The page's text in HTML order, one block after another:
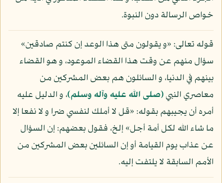
خواص الرسالة دون النبوة.
قوله تعالى: «و يقولون متى هذا الوعد إن كنتم صادقين»
سؤال منهم عن وقت هذا القضاء الموعود، و هو القضاء
بينهم في الدنيا، و السائلون هم بعض المشركين من
معاصري النبي(صلى الله عليه وآله وسلم)، و الدليل عليه
أمره أن يجيبهم بقوله: «قل لا أملك لنفسي ضرا و لا نفعا إلا
ما شاء الله لكل أمة أجل» إلخ، فقول بعضهم: إن السؤال
عن عذاب يوم القيامة أو إن السائلين بعض المشركين من
الأمم السابقة لا يلتفت إليه.